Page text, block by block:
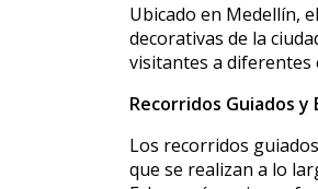
Ubicado en Medellín,
decorativas de la
visitantes a diferentes
Recorridos Guiados y
Los recorridos
que se realizan a lo